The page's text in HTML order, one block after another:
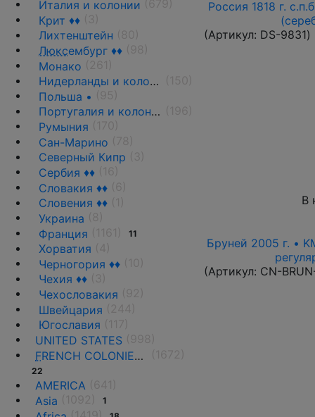
Италия и колонии
Крит ♦♦
Лихтенштейн
Люксембург ♦♦
Монако
Нидерланды и колонии
Польша •
Португалия и колонии
Румыния
Сан-Марино
Северный Кипр
Сербия ♦♦
Словакия ♦♦
Словения ♦♦
Украина
Франция
11
Хорватия
Черногория ♦♦
Чехия ♦♦
Чехословакия
Швейцария
Югославия
UNITED STATES
FRENCH COLONIES AND THE TERRITORIES
22
AMERICA
Asia
1
Россия 1818 г.
(Артикул: DS-9831)
В
Бруней 2005 г. •
(Артикул: CN-